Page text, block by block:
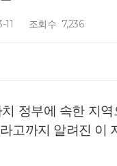
11 조회수 7,236
정부에 속한 지
고까지 알려진